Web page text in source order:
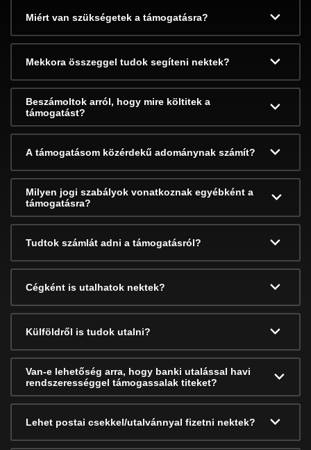
Miért van szükségetek a támogatásra?
Mekkora összeggel tudok segíteni nektek?
Beszámoltok arról, hogy mire költitek a
támogatást?
A támogatásom közérdekű adománynak számít?
Milyen jogi szabályok vonatkoznak egyébként a
támogatásra?
Tudtok számlát adni a támogatásról?
Cégként is utalhatok nektek?
Külföldről is tudok utalni?
Van-e lehetőség arra, hogy banki utalással havi
rendszerességgel támogassalak titeket?
Lehet postai csekkel/utalvánnyal fizetni nektek?